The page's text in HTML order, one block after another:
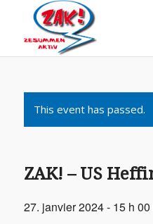
This event has passed.
ZAK! – US
27. janvier 2024 - 15 h 00